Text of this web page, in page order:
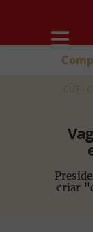
CUT -
criar